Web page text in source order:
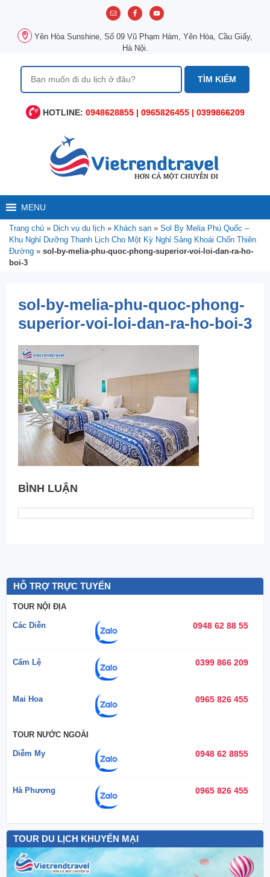
Yên Hòa Sunshine, Số 09 Vũ Phạm Hàm, Yên Hòa, Cầu Giấy,
Hà Nội.
Tìm
kiếm
HOTLINE: 0948628855 | 0965826455 | 0399866209
MENU
Trang chủ » Dịch vụ du lịch » Khách sạn » Sol By Melia Phú Quốc –
Khu Nghỉ Dưỡng Thanh Lịch Cho Một Kỳ Nghỉ Sảng Khoái Chốn Thiên
Đường » sol-by-melia-phu-quoc-phong-superior-voi-loi-dan-ra-ho-
boi-3
sol-by-melia-phu-quoc-phong-
superior-voi-loi-dan-ra-ho-boi-3
BÌNH LUẬN
HỖ TRỢ TRỰC TUYẾN
TOUR NỘI ĐỊA
Các Diễn 0948 62 88 55
Cẩm Lệ 0399 866 209
Mai Hoa 0965 826 455
TOUR NƯỚC NGOÀI
Diễm My 0948 62 8855
Hà Phương 0965 826 455
TOUR DU LỊCH KHUYẾN MẠI